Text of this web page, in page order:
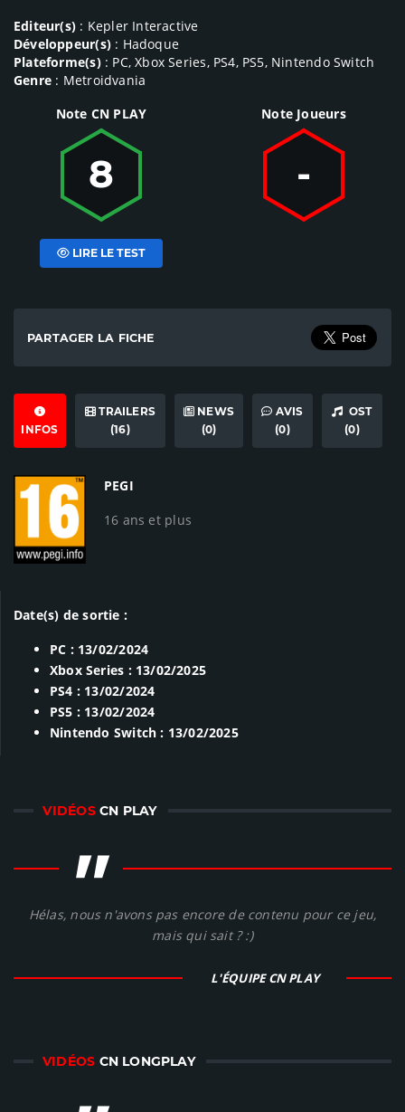
Editeur(s) : Kepler Interactive
Développeur(s): Hadoque
Plateforme(s): PC, Xbox Series, PS4, PS5, Nintendo Switch
Genre : Metroidvania
Note CN PLAY
8
LIRE LE TEST
Note Joueurs
-
PARTAGER LA FICHE
INFOS
TRAILERS
(16)
NEWS
(0)
AVIS
(0)
OST
(0)
PEGI
16 ans et plus
Date(s) de sortie :
PC : 13/02/2024
Xbox Series : 13/02/2025
PS4 : 13/02/2024
PS5 : 13/02/2024
Nintendo Switch : 13/02/2025
VIDÉOSCN PLAY
"
Hélas, nous n'avons pas encore de contenu pour ce jeu,
mais qui sait ? :)
L'ÉQUIPE CN PLAY
VIDÉOS CN LONGPLAY